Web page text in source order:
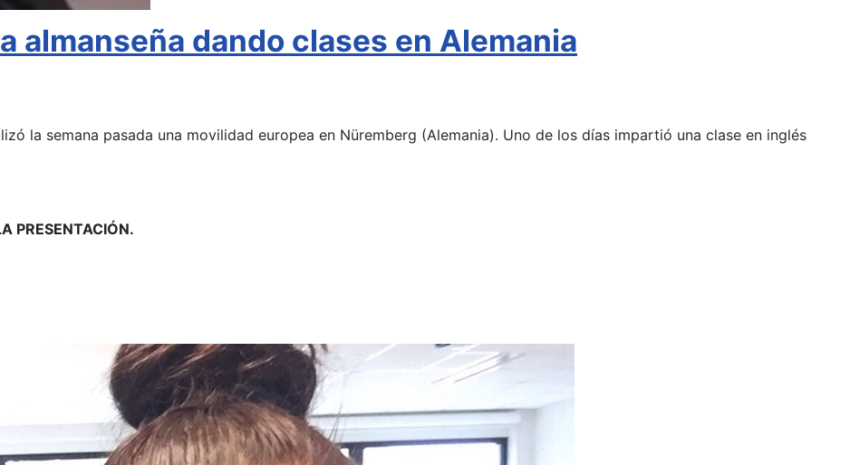
almanseña dando clases en Alemania
la semana pasada una movilidad europea en Nüremberg (Alemania). Uno de los días impartió una clase en inglés
PRESENTACIÓN.